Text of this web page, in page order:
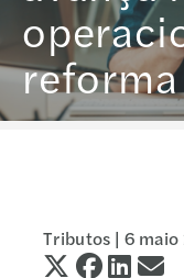
Tributos | 6